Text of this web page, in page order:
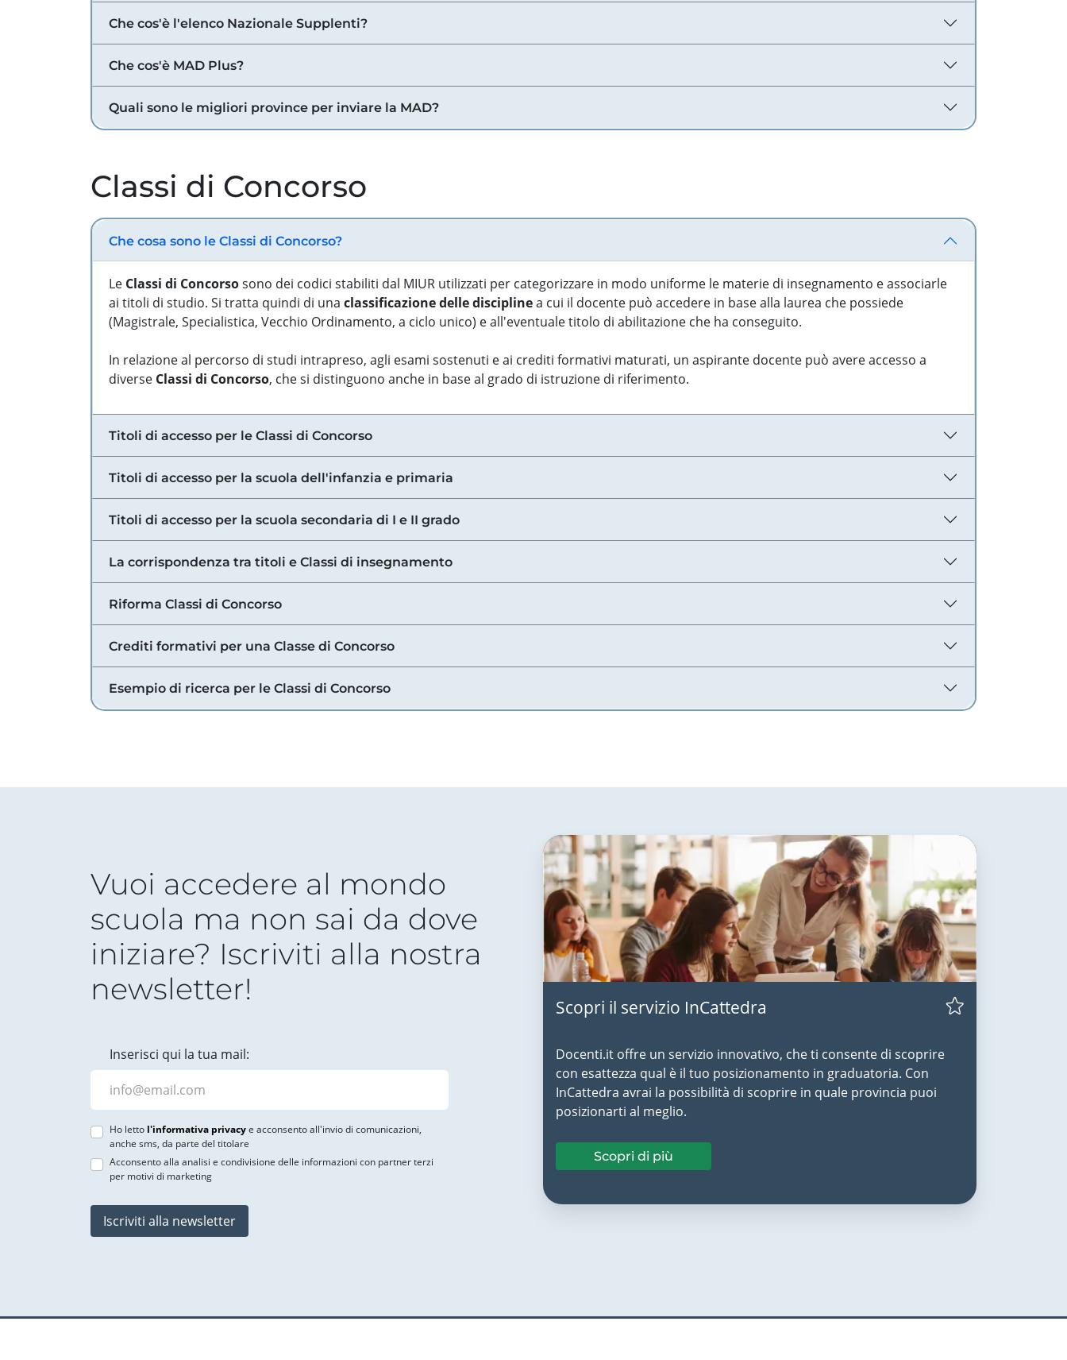
Che cos'è l'elenco Nazionale Supplenti?
Che cos'è MAD Plus?
Quali sono le migliori province per inviare la MAD?
Classi di Concorso
Che cosa sono le Classi di Concorso?
Le Classi di Concorsosono dei codici stabiliti dal MIUR utilizzati per categorizzare in modo uniforme le materie di insegnamento e associarle
ai titoli di studio. Si tratta quindi di una classificazione delle disciplinea cui il docente può accedere in base alla laurea che possiede
(Magistrale, Specialistica, Vecchio Ordinamento, a ciclo unico) e all'eventuale titolo di abilitazione che ha conseguito.
In relazione al percorso di studi intrapreso, agli esami sostenuti e ai crediti formativi maturati, un aspirante docente può avere accesso a
diverse Classi di Concorso, che si distinguono anche in base al grado di istruzione di riferimento.
Titoli di accesso per le Classi di Concorso
Titoli di accesso per la scuola dell'infanzia e primaria
Titoli di accesso per la scuola secondaria di I e II grado
La corrispondenza tra titoli e Classi di insegnamento
Riforma Classi di Concorso
Crediti formativi per una Classe di Concorso
Esempio di ricerca per le Classi di Concorso
Vuoi accedere al mondo
scuola ma non sai da dove
iniziare? Iscriviti alla nostra
newsletter!
Inserisci qui la tua mail:
Ho letto l'informativa privacye acconsento all'invio di comunicazioni,
anche sms, da parte del titolare
Acconsento alla analisi e condivisione delle informazioni con partner terzi
per motivi di marketing
Iscriviti alla newsletter
Scopri il servizio InCattedra
Docenti.it offre un servizio innovativo, che ti consente di scoprire
con esattezza qual è il tuo posizionamento in graduatoria. Con
InCattedra avrai la possibilità di scoprire in quale provincia puoi
posizionarti al meglio.
Scopri di più